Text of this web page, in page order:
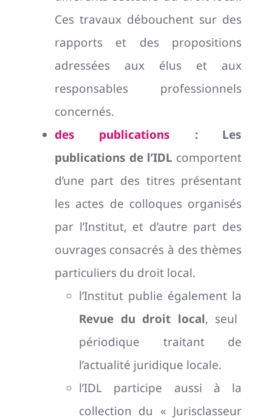
Ces travaux débouchent sur des
rapports et des propositions
adressées aux élus et aux
responsables professionnels
concernés.
des publications : Les
publications de l’IDL comportent
d’une part des titres présentant
les actes de colloques organisés
par l’Institut, et d’autre part des
ouvrages consacrés à des thèmes
particuliers du droit local.
l’Institut publie également la
Revue du droit local, seul
périodique traitant de
l’actualité juridique locale.
l’IDL participe aussi à la
collection du « Jurisclasseur